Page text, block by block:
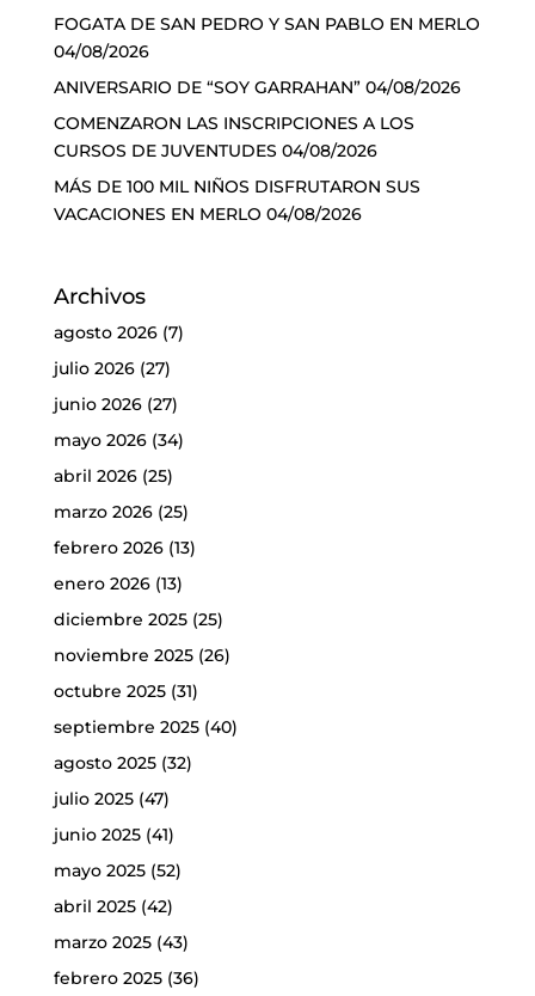
FOGATA DE SAN PEDRO Y SAN PABLO EN MERLO
04/08/2026
ANIVERSARIO DE “SOY GARRAHAN” 04/08/2026
COMENZARON LAS INSCRIPCIONES A LOS
CURSOS DE JUVENTUDES 04/08/2026
MÁS DE 100 MIL NIÑOS DISFRUTARON SUS
VACACIONES EN MERLO 04/08/2026
Archivos
agosto 2026(7)
julio 2026(27)
junio 2026(27)
mayo 2026(34)
abril 2026(25)
marzo 2026(25)
febrero 2026(13)
enero 2026(13)
diciembre 2025(25)
noviembre 2025(26)
octubre 2025(31)
septiembre 2025(40)
agosto 2025(32)
julio 2025(47)
junio 2025(41)
mayo 2025(52)
abril 2025(42)
marzo 2025(43)
febrero 2025(36)